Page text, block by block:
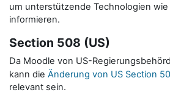
um unterstützende Technologien
informieren.
Section 508 (US)
Da Moodle von US-
kann die Änderung von US Section
relevant sein.